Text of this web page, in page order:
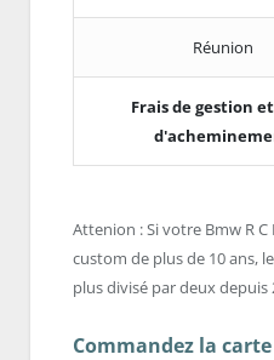
Réunion
Frais de gestion
Attenion : Si votre Bmw R
custom de plus de 10 ans,
plus divisé par deux depuis
Commandez la